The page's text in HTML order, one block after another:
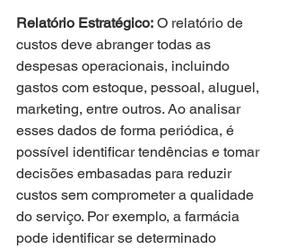
Relatório Estratégico: O relatório de
custos deve abranger todas as
despesas operacionais, incluindo
gastos com estoque, pessoal, aluguel,
marketing, entre outros. Ao analisar
esses dados de forma periódica, é
possível identificar tendências e tomar
decisões embasadas para reduzir
custos sem comprometer a qualidade
do serviço. Por exemplo, a farmácia
pode identificar se determinado